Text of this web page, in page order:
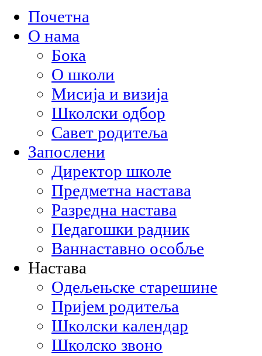
Почетна
О нама
Бока
О школи
Мисија и визија
Школски одбор
Савет родитеља
Запослени
Директор школе
Предметна настава
Разредна настава
Педагошки радник
Ваннаставно особље
Настава
Одељењске старешине
Пријем родитеља
Школски календар
Школско звоно